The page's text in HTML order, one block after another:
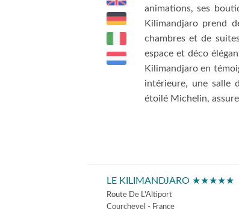
animations, ses
Kilimandjaro prend
chambres et de
espace et déco
Kilimandjaro en
intérieure, une salle
étoilé Michelin,
LE KILIMANDJARO ★★★★★
Route De L'Altiport
Courchevel - France